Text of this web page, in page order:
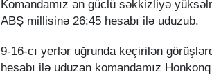
Komandamız ən güclü səkkizliyə
ABŞ millisinə 26:45 hesabı ilə uduzub.
9-16-cı yerlər uğrunda keçirilən
hesabı ilə uduzan komandamız